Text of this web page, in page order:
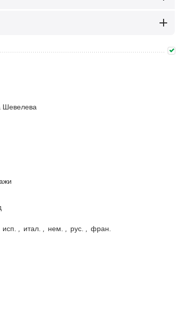
Шевелева
исп. итал. нем. рус. фран.